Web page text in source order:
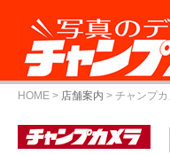
HOME > 店舗案内 > チャンプ